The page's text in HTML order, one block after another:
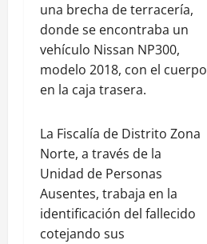
una brecha de terracería,
donde se encontraba un
vehículo Nissan NP300,
modelo 2018, con el cuerpo
en la caja trasera.
La Fiscalía de Distrito Zona
Norte, a través de la
Unidad de Personas
Ausentes, trabaja en la
identificación del fallecido
cotejando sus